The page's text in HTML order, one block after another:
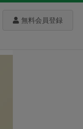
無料会員登録